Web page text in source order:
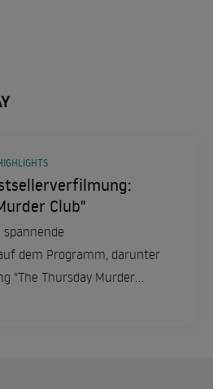
Club"
spannende
dem Programm, darunter
"The Thursday Murder
auf WOW und